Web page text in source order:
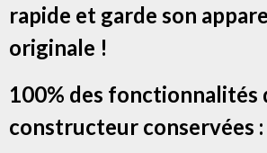
rapide et garde son
originale !
100% des fonctionnalités
constructeur conservées :